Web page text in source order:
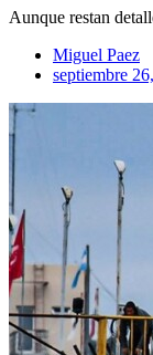
Aunque restan
Miguel Paez
septiembre